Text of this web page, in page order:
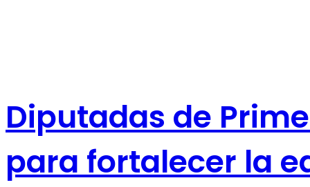
Diputadas de
para fortalecer la